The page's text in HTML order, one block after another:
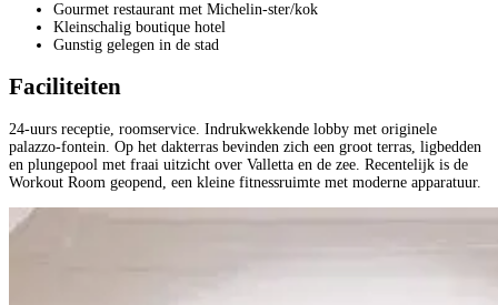
Gourmet restaurant met Michelin-ster/kok
Kleinschalig boutique hotel
Gunstig gelegen in de stad
Faciliteiten
24-uurs receptie, roomservice. Indrukwekkende lobby met originele
palazzo-fontein. Op het dakterras bevinden zich een groot terras, ligbedden
en plungepool met fraai uitzicht over Valletta en de zee. Recentelijk is de
Workout Room geopend, een kleine fitnessruimte met moderne apparatuur.